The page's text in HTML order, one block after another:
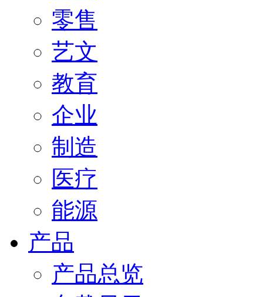
零售
艺文
教育
企业
制造
医疗
能源
产品
产品总览